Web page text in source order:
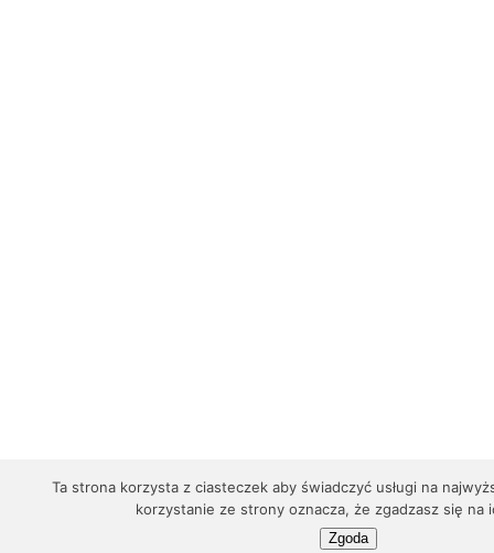
Ta strona korzysta z ciasteczek aby świadczyć usługi na
korzystanie ze strony oznacza, że zgadzasz się na
Zgoda